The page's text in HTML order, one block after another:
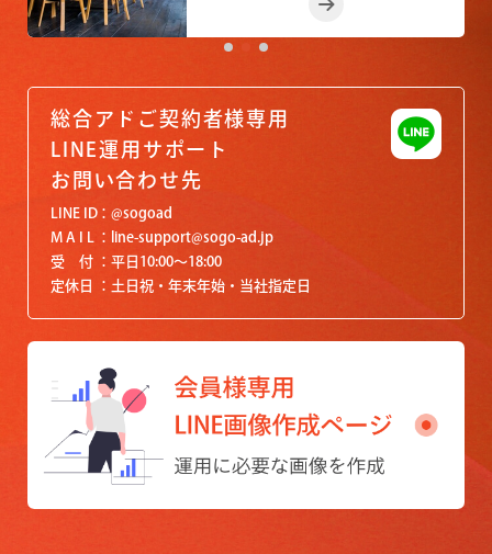
総合アドご契約者様専用
LINE運用サポート
お問い合わせ先
LINE ID
@sogoad
M A I L
line-support@sogo-ad.jp
受 付
平日10:00〜18:00
定休日
土日祝・年末年始・当社指定日